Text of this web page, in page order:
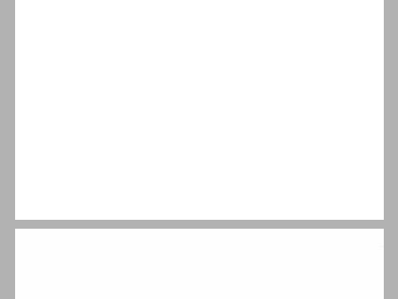
הקדמה למהדורה הראשונה ... 5